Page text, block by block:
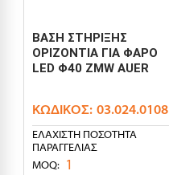
ΒΑΣΗ ΣΤΗΡΙΞΗΣ
ΟΡΙΖΟΝΤΙΑ ΓΙΑ ΦΑΡΟ
LED Φ40 ZMW AUER
ΚΩΔΙΚΌΣ: 03.024.0108
ΕΛΆΧΙΣΤΗ ΠΟΣΌΤΗΤΑ
ΠΑΡΑΓΓΕΛΊΑΣ
MOQ: 1